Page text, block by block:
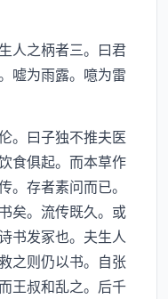
之柄者三。曰君
嘘为雨露。噫为雷
曰子独不推夫医
食俱起。而本草作
。存者素问而已。
矣。流传既久。或
书发冢也。夫生人
之则仍以书。自张
王叔和乱之。后千